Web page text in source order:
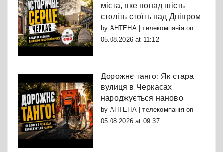
міста, яке понад шість
століть стоїть над Дніпром
by АНТЕНА | телекомпаніяon
05.08.2026 at 11:12
Дорожнє танго: Як стара
вулиця в Черкасах
народжується наново
by АНТЕНА | телекомпаніяon
05.08.2026 at 09:37